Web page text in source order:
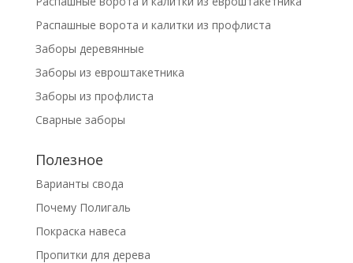
Распашные ворота и калитки из профлиста
Заборы деревянные
Заборы из евроштакетника
Заборы из профлиста
Сварные заборы
Полезное
Варианты свода
Почему Полигаль
Покраска навеса
Пропитки для дерева